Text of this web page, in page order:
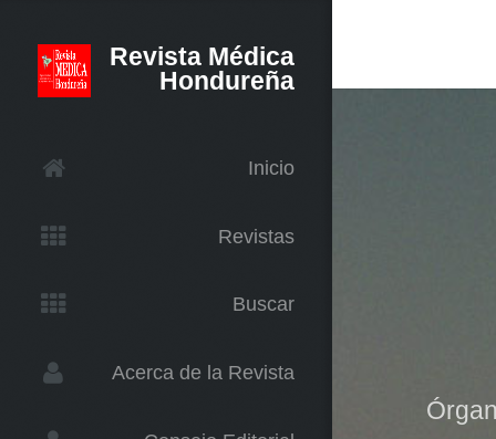
Revista Médica
Hondureña
Inicio
Revistas
Buscar
Acerca de la Revista